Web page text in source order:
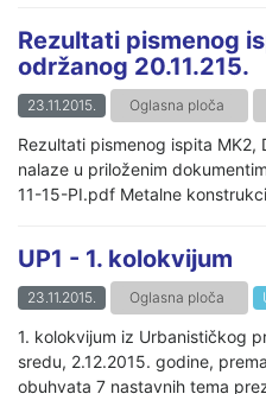
Rezultati pismenog
održanog 20.11.215.
23.11.2015. Oglasna ploča
Rezultati pismenog ispita MK2,
nalaze u priloženim
11-15-PI.pdf Metalne
UP1 - 1. kolokvijum
23.11.2015. Oglasna ploča
1. kolokvijum iz Urbanističkog
sredu, 2.12.2015. godine,
obuhvata 7 nastavnih tema